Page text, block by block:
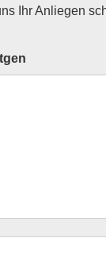
Ihr Anliegen